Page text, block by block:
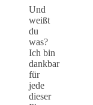
Und
weißt
du
was?
Ich bin
dankbar
für
jede
dieser